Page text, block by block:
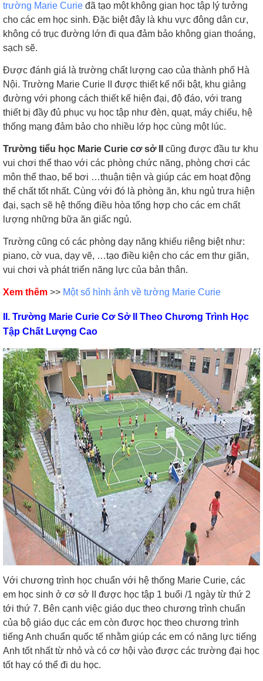
trường Marie Curie đã tạo một không gian học tập lý tưởng
cho các em học sinh. Đặc biệt đây là khu vực đông dân cư,
không có trục đường lớn đi qua đảm bảo không gian thoáng,
sạch sẽ.
Được đánh giá là trường chất lượng cao của thành phố Hà
Nội. Trường Marie Curie II được thiết kế nổi bật, khu giảng
đường với phong cách thiết kế hiện đại, độ đáo, với trang
thiết bị đầy đủ phục vụ học tập như đèn, quạt, máy chiếu, hệ
thống mạng đảm bảo cho nhiều lớp học cùng một lúc.
Trường tiểu học Marie Curie cơ sở II
cũng được đầu tư khu
vui chơi thể thao với các phòng chức năng, phòng chơi các
môn thể thao, bể bơi …thuận tiện và giúp các em hoạt động
thể chất tốt nhất. Cùng với đó là phòng ăn, khu ngủ trưa hiện
đại, sạch sẽ hệ thống điều hòa tổng hợp cho các em chất
lượng những bữa ăn giấc ngủ.
Trường cũng có các phòng dạy năng khiếu riêng biệt như:
piano, cờ vua, dạy vẽ, …tạo điều kiện cho các em thư giãn,
vui chơi và phát triển năng lực của bản thân.
Xem thêm >> Một số hình ảnh về tường Marie Curie
II. Trường Marie Curie Cơ Sở II Theo Chương Trình Học
Tập Chất Lượng Cao
Với chương trình học chuẩn với hệ thống Marie Curie, các
em học sinh ở cơ sở II được học tập 1 buổi /1 ngày từ thứ 2
tới thứ 7. Bên cạnh việc giáo dục theo chương trình chuẩn
của bộ giáo dục các em còn được học theo chương trình
tiếng Anh chuẩn quốc tế nhằm giúp các em có năng lực tiếng
Anh tốt nhất từ nhỏ và có cơ hội vào được các trường đại học
tốt hay có thể đi du học.